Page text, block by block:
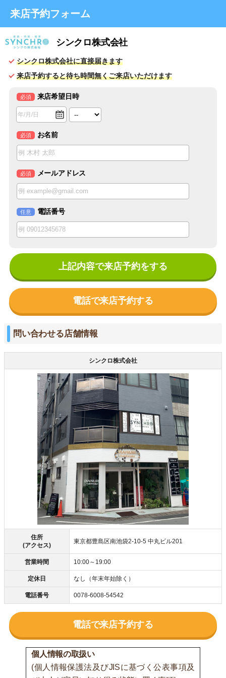
来店予約フォーム
シンクロ株式会社
シンクロ株式会社に直接届きます
来店予約すると待ち時間無くご来店いただけます
必須 来店希望日時
必須 お名前
必須 メールアドレス
任意 電話番号
上記内容で来店予約をする
電話で来店予約する
問い合わせる店舗情報
シンクロ株式会社
住所
(アクセス)
東京都豊島区南池袋2-10-5 中丸ビル201
営業時間 10:00～19:00
定休日 なし（年末年始除く）
電話番号 0078-6008-54542
電話で来店予約する
個人情報の取扱い
(個人情報保護法及びJISに基づく公表事項及